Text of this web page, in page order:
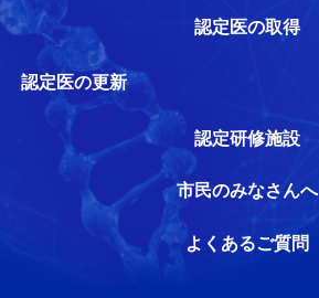
認定医の取得
認定医の更新
認定研修施設
市民のみなさんへ
よくあるご質問